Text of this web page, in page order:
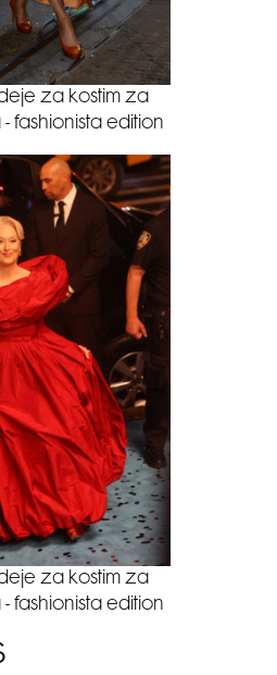
za kostim za
fashionista edition
za kostim za
fashionista edition